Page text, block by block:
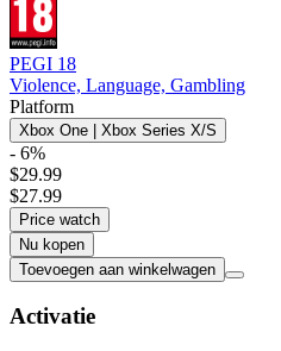
PEGI 18
Violence, Language, Gambling
Platform
Xbox One | Xbox Series X/S
- 6%
$29.99
$27.99
Price watch
Nu kopen
Toevoegen aan winkelwagen
Activatie